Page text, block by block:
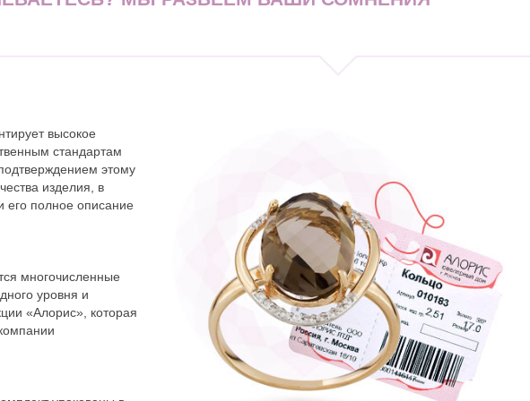
высокое
стандартам
этому
изделия, в
его полное описание
многочисленные
уровня и
«Алорис», которая